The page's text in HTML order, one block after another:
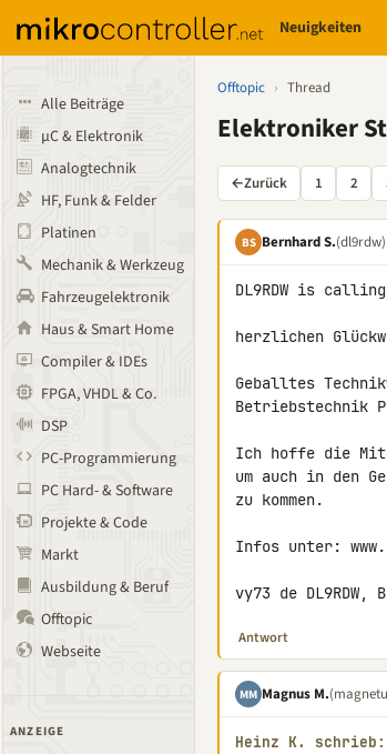
Neuigkeiten
Alle Beiträge
µC & Elektronik
Analogtechnik
HF, Funk & Felder
Platinen
Mechanik & Werkzeug
Fahrzeugelektronik
Haus & Smart Home
Compiler & IDEs
FPGA, VHDL & Co.
DSP
PC-Programmierung
PC Hard- & Software
Projekte & Code
Markt
Ausbildung & Beruf
Offtopic
Webseite
ANZEIGE
Offtopic › Thread
Elektroniker
←Zurück 1 2
BS Bernhard S.(dl9rdw)
DL9RDW is
herzlichen
Geballtes
Betriebstechnik
Ich hoffe die
um auch in den
zu kommen.
Infos unter:
vy73 de DL9RDW,
Antwort
MM Magnus M.
Heinz K. schrieb: